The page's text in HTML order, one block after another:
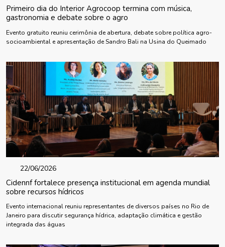
Primeiro dia do Interior Agrocoop termina com música,
gastronomia e debate sobre o agro
Evento gratuito reuniu cerimônia de abertura, debate sobre política agro-
socioambiental e apresentação de Sandro Bali na Usina do Queimado
22/06/2026
Cidennf fortalece presença institucional em agenda mundial
sobre recursos hídricos
Evento internacional reuniu representantes de diversos países no Rio de
Janeiro para discutir segurança hídrica, adaptação climática e gestão
integrada das águas